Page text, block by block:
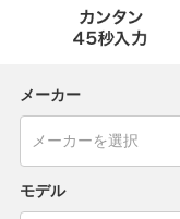
メーカー
モデル